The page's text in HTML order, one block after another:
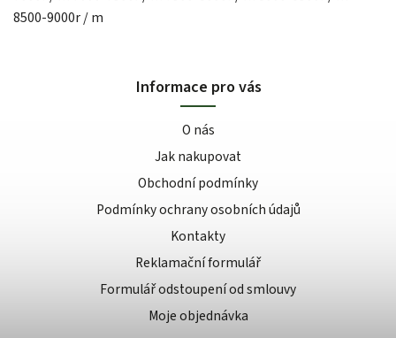
8500-9000r / m
Informace pro vás
O nás
Jak nakupovat
Obchodní podmínky
Podmínky ochrany osobních údajů
Kontakty
Reklamační formulář
Formulář odstoupení od smlouvy
Moje objednávka